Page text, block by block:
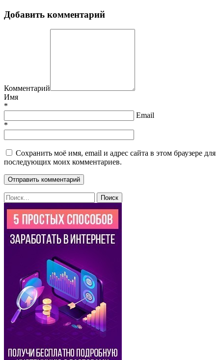
Добавить комментарий
Комментарий
Имя
*
Email
*
Сохранить моё имя, email и адрес сайта в этом браузере для
последующих моих комментариев.